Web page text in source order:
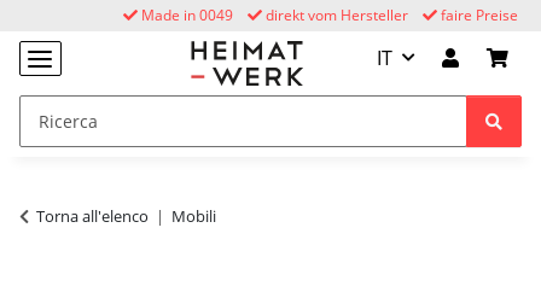
faire Preise
direkt vom Hersteller
Made in 0049
IT
Torna all'elenco Mobili